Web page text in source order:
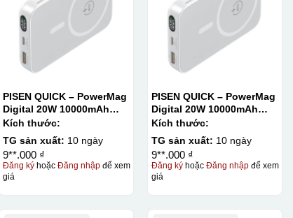
PISEN QUICK – PowerMag
Digital 20W 10000mAh
Power bank. White:
200pcs; Blue: 200pcs
Kích thước:
TG sản xuất: 10 ngày
9**.000 ₫
Đăng kýhoặc Đăng nhậpđể xem
giá
PISEN QUICK – PowerMag
Digital 20W 10000mAh
Power bank. White:
200pcs; Blue: 200pcs
Kích thước:
TG sản xuất: 10 ngày
9**.000 ₫
Đăng ký hoặcĐăng nhập để xem
giá